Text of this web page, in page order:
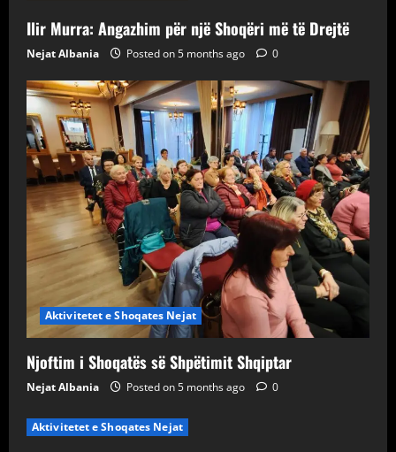
Ilir Murra: Angazhim për një Shoqëri më të Drejtë
Nejat Albania Posted on 5 months ago 0
Aktivitetet e Shoqates Nejat
Njoftim i Shoqatës së Shpëtimit Shqiptar
Nejat Albania Posted on 5 months ago 0
Aktivitetet e Shoqates Nejat